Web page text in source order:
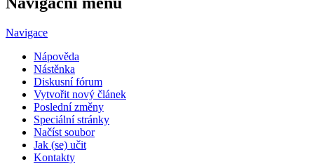
Navigace
Nápověda
Nástěnka
Diskusní fórum
Vytvořit nový článek
Poslední změny
Speciální stránky
Načíst soubor
Jak (se) učit
Kontakty